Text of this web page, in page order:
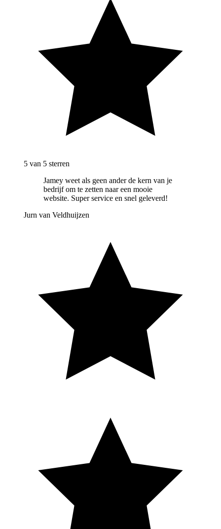
5 van 5 sterren
Jamey weet als geen ander de kern van je
bedrijf om te zetten naar een mooie
website. Super service en snel geleverd!
Jurn van Veldhuijzen